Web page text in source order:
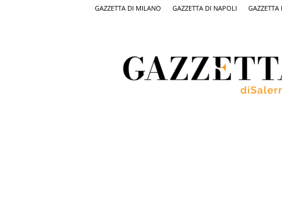
GAZZETTA DI MILANO GAZZETTA DI NAPOLI
Salerno,
il
quotidiano